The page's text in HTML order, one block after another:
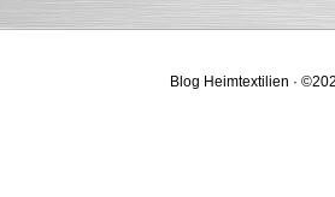
Blog Heimtextilien ·